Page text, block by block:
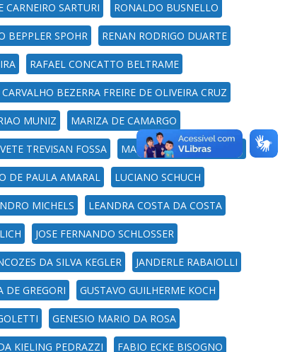
CARNEIRO SARTURI RONALDO BUSNELLO
BEPPLER SPOHR RENAN RODRIGO DUARTE
RAFAEL CONCATTO BELTRAME
BEZERRA FREIRE DE OLIVEIRA CRUZ
MUNIZ MARIZA DE CAMARGO
TREVISAN FOSSA MARIA ELIZA ROSA GAMA
DE PAULA AMARAL LUCIANO SCHUCH
MICHELS LEANDRA COSTA DA COSTA
JOSE FERNANDO SCHLOSSER
DA SILVA KEGLER JANDERLE RABAIOLLI
DE GREGORI GUSTAVO GUILHERME KOCH
GENESIO MARIO DA ROSA
KIELING PEDRAZZI FABIO ECKE BISOGNO